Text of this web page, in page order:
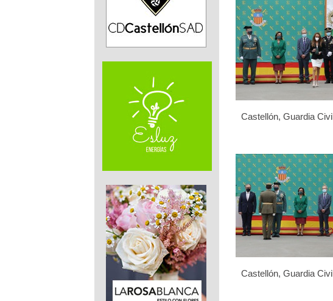
Castellón, Guardia Civil
Castellón, Guardia Civil